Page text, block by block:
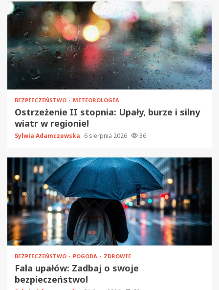
BEZPIECZEŃSTWO METEOROLOGIA
Ostrzeżenie II stopnia: Upały, burze i silny
wiatr w regionie!
Sylwia Adamczewska 6 sierpnia 2026 36
BEZPIECZEŃSTWO POGODA ZDROWIE
Fala upałów: Zadbaj o swoje
bezpieczeństwo!